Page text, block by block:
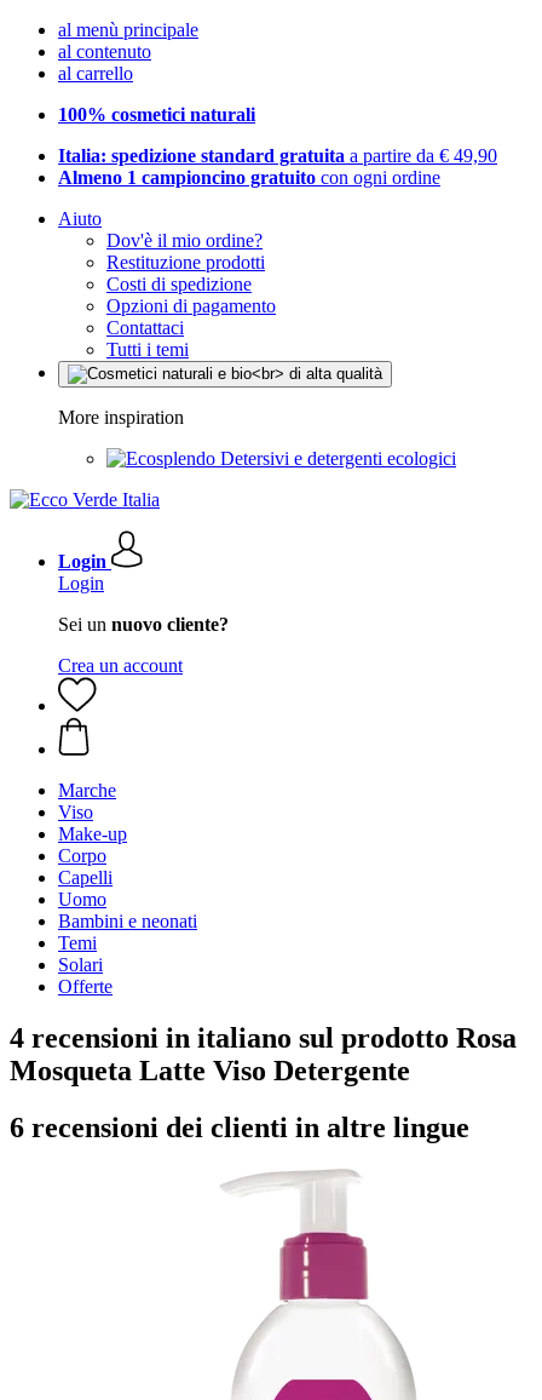
al menù principale
al contenuto
al carrello
100% cosmetici naturali
Italia: spedizione standard gratuita a partire da € 49,90
Almeno 1 campioncino gratuito con ogni ordine
Aiuto
Dov'è il mio ordine?
Restituzione prodotti
Costi di spedizione
Opzioni di pagamento
Contattaci
Tutti i temi
More inspiration
Detersivi e detergenti ecologici
Login
Login
Sei un nuovo cliente?
Crea un account
Marche
Viso
Make-up
Corpo
Capelli
Uomo
Bambini e neonati
Temi
Solari
Offerte
4 recensioni in italiano sul prodotto Rosa
Mosqueta Latte Viso Detergente
6 recensioni dei clienti in altre lingue